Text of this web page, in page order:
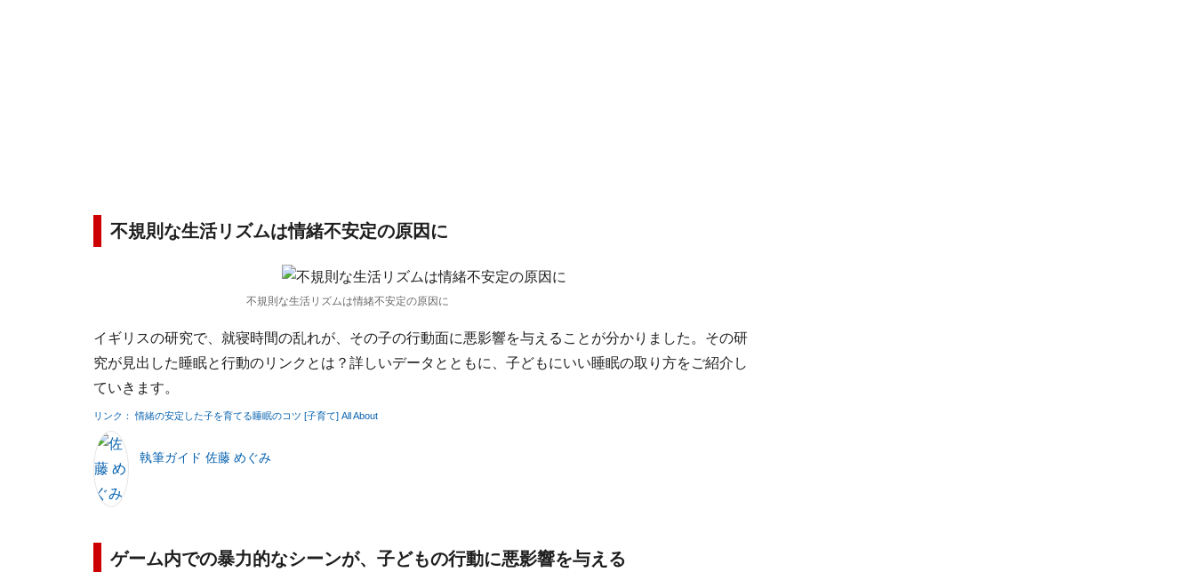
不規則な生活リズムは情緒不安定の原因に
不規則な生活リズムは情緒不安定の原因に
イギリスの研究で、就寝時間の乱れが、その子の行動面に悪影響を与えることが分かりました。その研
究が見出した睡眠と行動のリンクとは？詳しいデータとともに、子どもにいい睡眠の取り方をご紹介し
ていきます。
リンク： 情緒の安定した子を育てる睡眠のコツ [子育て] All About
執筆ガイド 佐藤 めぐみ
ゲーム内での暴力的なシーンが、子どもの行動に悪影響を与える